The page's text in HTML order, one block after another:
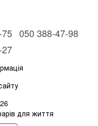
050 388-47-98
для життя